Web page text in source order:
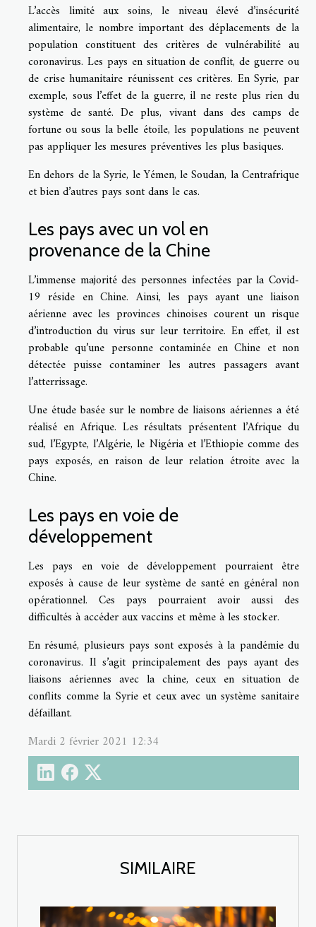
SIMILAIRE
L’accès limité aux soins, le niveau élevé d’insécurité
alimentaire, le nombre important des déplacements de la
population constituent des critères de vulnérabilité au
coronavirus. Les pays en situation de conflit, de guerre ou
de crise humanitaire réunissent ces critères. En Syrie, par
exemple, sous l’effet de la guerre, il ne reste plus rien du
système de santé. De plus, vivant dans des camps de
fortune ou sous la belle étoile, les populations ne peuvent
pas appliquer les mesures préventives les plus basiques.
En dehors de la Syrie, le Yémen, le Soudan, la Centrafrique
et bien d’autres pays sont dans le cas.
Les pays avec un vol en
provenance de la Chine
L’immense majorité des personnes infectées par la Covid-
19 réside en Chine. Ainsi, les pays ayant une liaison
aérienne avec les provinces chinoises courent un risque
d’introduction du virus sur leur territoire. En effet, il est
probable qu’une personne contaminée en Chine et non
détectée puisse contaminer les autres passagers avant
l’atterrissage.
Une étude basée sur le nombre de liaisons aériennes a été
réalisé en Afrique. Les résultats présentent l’Afrique du
sud, l’Egypte, l’Algérie, le Nigéria et l’Ethiopie comme des
pays exposés, en raison de leur relation étroite avec la
Chine.
Les pays en voie de
développement
Les pays en voie de développement pourraient être
exposés à cause de leur système de santé en général non
opérationnel. Ces pays pourraient avoir aussi des
difficultés à accéder aux vaccins et même à les stocker.
En résumé, plusieurs pays sont exposés à la pandémie du
coronavirus. Il s’agit principalement des pays ayant des
liaisons aériennes avec la chine, ceux en situation de
conflits comme la Syrie et ceux avec un système sanitaire
défaillant.
Mardi 2 février 2021 12:34